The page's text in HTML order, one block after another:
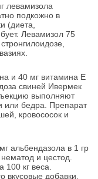
левамизола
подкожно в
(диета,
Левамизол 75
и 40 мг витамина Е
свиней Ивермек
выполняют
или бедра. Препарат
кровососок и
альбендазола в 1 гр
и цестод.
100 кг веса.
вкусовые добавки,